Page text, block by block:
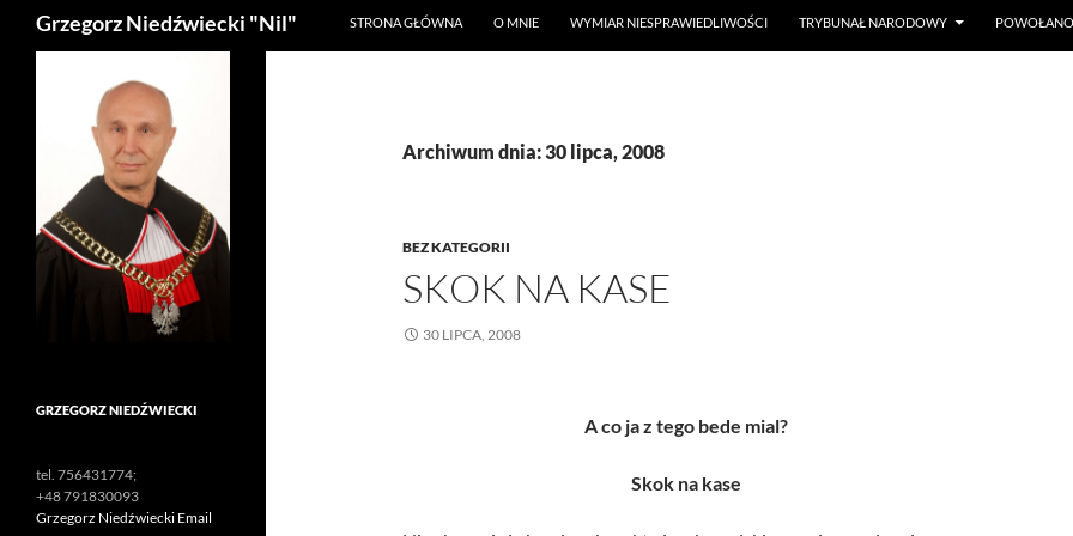
Grzegorz Niedźwiecki "Nil" STRONA GŁÓWNA O MNIE WYMIAR NIESPRAWIEDLIWOŚCI TRYBUNAŁ NARODOWY
Archiwum dnia: 30 lipca, 2008
BEZ KATEGORII
SKOK NA KASE
30 LIPCA, 2008
A co ja z tego bede mial?
Skok na kase
GRZEGORZ NIEDŹWIECKI
tel. 756431774;
+48 791830093
Grzegorz Niedźwiecki Email